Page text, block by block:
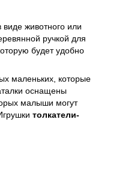
виде животного или
ручкой для
будет удобно
маленьких, которые
оснащены
малыши могут
толкатели-